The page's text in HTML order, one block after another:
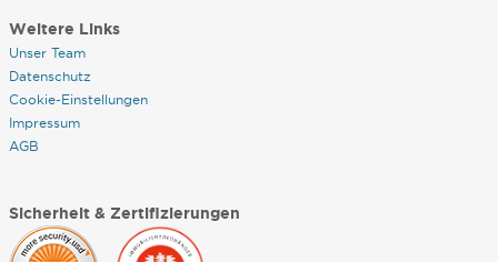
Weitere Links
Unser Team
Datenschutz
Cookie-Einstellungen
Impressum
AGB
Sicherheit & Zertifizierungen